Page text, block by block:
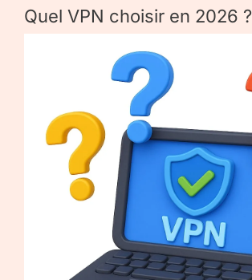
Quel VPN choisir en 2026 ?